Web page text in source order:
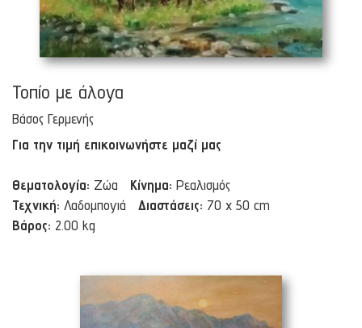
Τοπίο με άλογα
Βάσος Γερμενής
Για την τιμή επικοινωνήστε μαζί μας
Θεματολογία: Ζώα Κίνημα: Ρεαλισμός
Τεχνική: Λαδομπογιά Διαστάσεις: 70 x 50 cm
Βάρος: 2.00 kg